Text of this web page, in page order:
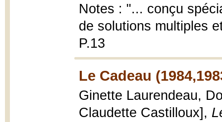
Notes : "... conçu
de solutions multiples
P.13
Le Cadeau
Ginette Laurendeau,
Claudette Castilloux],